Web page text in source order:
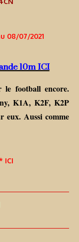
08/07/2021
10m ICI
le football encore.
K1A, K2F, K2P
eux. Aussi comme
ICI